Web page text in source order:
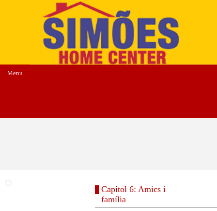
Menu
Capítol 6: Amics i
família